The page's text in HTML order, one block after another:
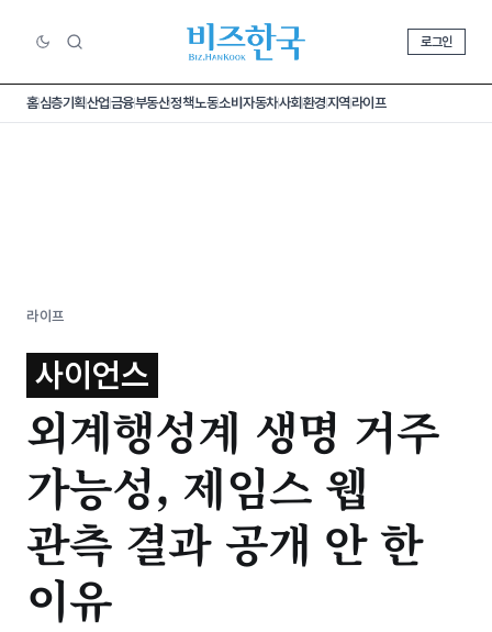
로그인
홈심층기획산업금융부동산정책노동소비 자동차사회환경지역라이프
라이프
사이언스
외계행성계 생명 거주
가능성, 제임스 웹
관측 결과 공개 안 한
이유